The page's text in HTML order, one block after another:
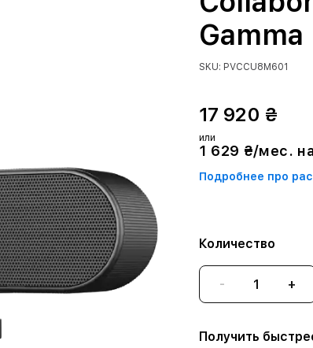
Gamma
SKU: PVCCU8M601
17 920 ₴
или
1 629 ₴/мес.
Подробнее про
Количество
- +
Получить